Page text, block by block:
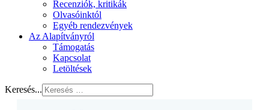
Recenziók, kritikák
Olvasóinktól
Egyéb rendezvények
Az Alapítványról
Támogatás
Kapcsolat
Letöltések
Keresés...